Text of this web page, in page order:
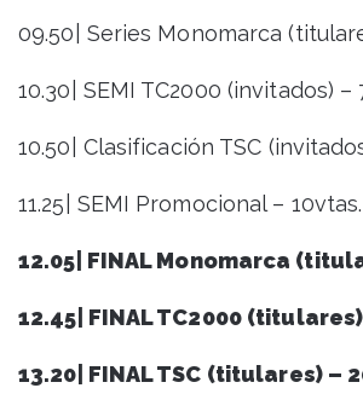
09.50| Series Monomarca
10.30| SEMI TC2000 (invitados) –
10.50| Clasificación TSC
11.25| SEMI Promocional – 10vtas.
12.05| FINAL Monomarca
12.45| FINAL TC2000
13.20| FINAL TSC (titulares) –